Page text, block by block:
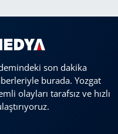
son dakika
burada. Yozgat
olayları tarafsız ve hızlı